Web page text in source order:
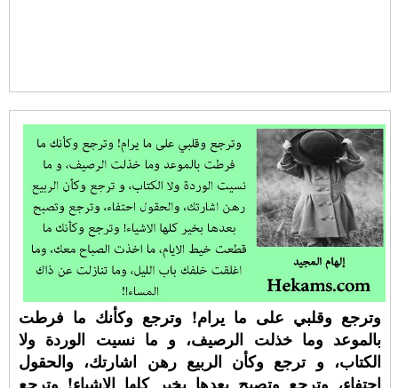
وترجع وقلبي على ما يرام! وترجع وكأنك ما فرطت
بالموعد وما خذلت الرصيف، و ما نسيت الوردة ولا
الكتاب، و ترجع وكأن الربيع رهن اشارتك، والحقول